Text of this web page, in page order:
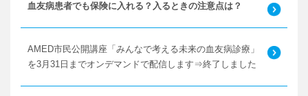
血友病患者でも保険に入れる？入るときの注意点は？
AMED市民公開講座「みんなで考える未来の血友病診療」
を3月31日までオンデマンドで配信します⇒終了しました